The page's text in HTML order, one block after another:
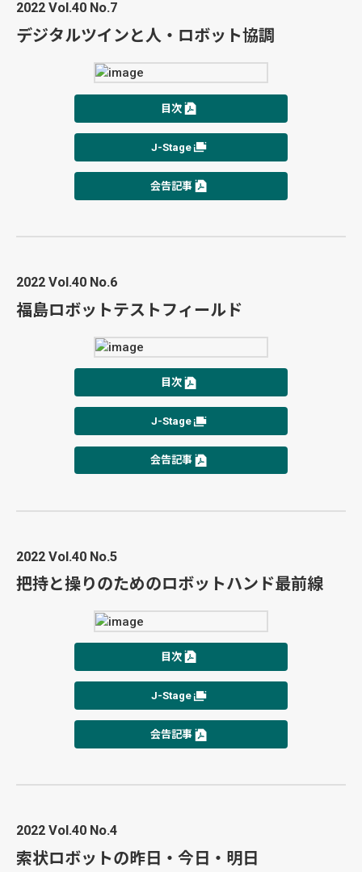
2022 Vol.40 No.7
デジタルツインと人・ロボット協調
目次
J-Stage
会告記事
2022 Vol.40 No.6
福島ロボットテストフィールド
目次
J-Stage
会告記事
2022 Vol.40 No.5
把持と操りのためのロボットハンド最前線
目次
J-Stage
会告記事
2022 Vol.40 No.4
索状ロボットの昨日・今日・明日